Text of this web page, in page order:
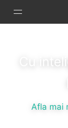
Cu
Afla mai